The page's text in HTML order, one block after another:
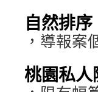
自然排序
，導報案
桃園私人